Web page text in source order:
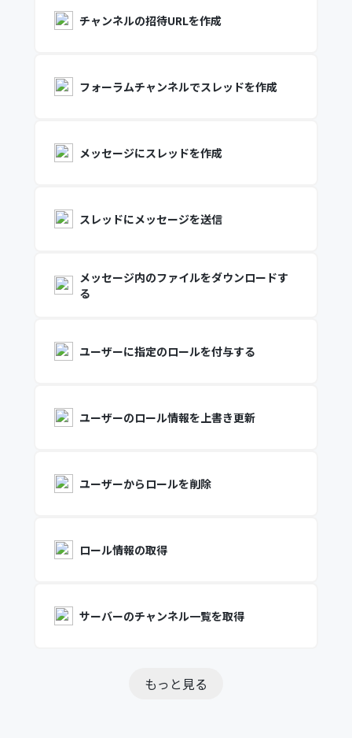
チャンネルの招待URLを作成
フォーラムチャンネルでスレッドを作成
メッセージにスレッドを作成
スレッドにメッセージを送信
メッセージ内のファイルをダウンロードす
る
ユーザーに指定のロールを付与する
ユーザーのロール情報を上書き更新
ユーザーからロールを削除
ロール情報の取得
サーバーのチャンネル一覧を取得
もっと見る